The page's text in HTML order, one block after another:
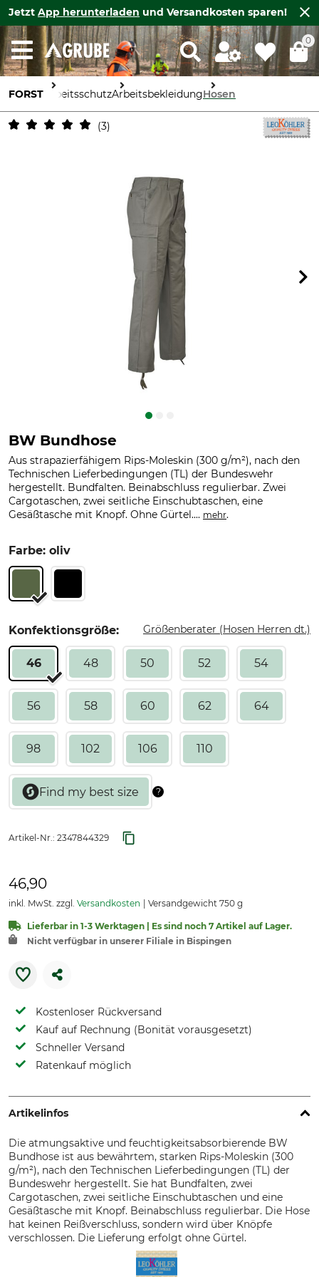
Jetzt App herunterladen und Versandkosten sparen!
0
FORST ArbeitsschutzArbeitsbekleidungHosen
3
BW Bundhose
Aus strapazierfähigem Rips-Moleskin (300 g/m²), nach den
Technischen Lieferbedingungen (TL) der Bundeswehr
hergestellt. Bundfalten. Beinabschluss regulierbar. Zwei
Cargotaschen, zwei seitliche Einschubtaschen, eine
Gesäßtasche mit Knopf. Ohne Gürtel.... mehr.
Farbe: oliv
Konfektionsgröße: Größenberater (Hosen Herren dt.)
46 48 50 52 54
56 58 60 62 64
98 102 106 110
Artikel-Nr.: 2347844329
46,90
inkl. MwSt. zzgl. Versandkosten Versandgewicht 750 g
Lieferbar in 1-3 Werktagen | Es sind noch 7 Artikel auf Lager.
Nicht verfügbar in unserer Filiale in Bispingen
Kostenloser Rückversand
Kauf auf Rechnung (Bonität vorausgesetzt)
Schneller Versand
Ratenkauf möglich
Artikelinfos
Die atmungsaktive und feuchtigkeitsabsorbierende BW
Bundhose ist aus bewährtem, starken Rips-Moleskin (300
g/m²), nach den Technischen Lieferbedingungen (TL) der
Bundeswehr hergestellt. Sie hat Bundfalten, zwei
Cargotaschen, zwei seitliche Einschubtaschen und eine
Gesäßtasche mit Knopf. Beinabschluss regulierbar. Die Hose
hat keinen Reißverschluss, sondern wird über Knöpfe
verschlossen. Die Lieferung erfolgt ohne Gürtel.